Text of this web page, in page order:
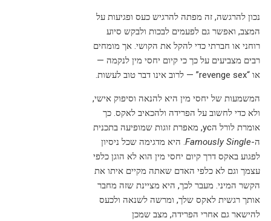
נכון להרגשה, זה מפתה להרגיש כעס ופגיעות על
המצב, ואפשר גם לפעמים לבכות ולבקש סיוע
רוחני או חברתי כדי להקל את הקושי. אך מומחים
רבים מצביעים על כך כי קיום יחסי מין לנקמה —
או “revenge sex” — לרוב אינו דבר טוב לעשות.
המשמעות של יחסי מין היא להנאה וסיפוק אישי,
ולא כדי לחשוב על הפרידה ולהכאיב לאקס. כך
אומרת לורל הус, מאפרת זוגות שמופיעה בתכנית
ה-Famously Single. היא מדגימה שכל ניסיון
לפגוע באקס דרך קיום יחסי מין הוא לא הוגן כלפי
עצמך וגם לא כלפי האדם שאתה מקיים איתו את
הקשר המיני. מעבר לכך, היא מציינת שזה מחבר
אותך רגשית לאקס שלך, ומרשה לשנאה ולכעס
להישאר גם אחרי הפרידה, מצב שמכן